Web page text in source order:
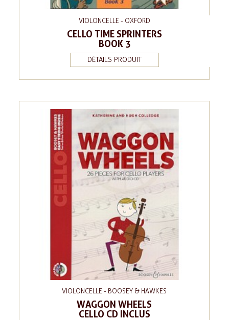
VIOLONCELLE - OXFORD
CELLO TIME SPRINTERS
BOOK 3
DÉTAILS PRODUIT
VIOLONCELLE - BOOSEY & HAWKES
WAGGON WHEELS
CELLO CD INCLUS